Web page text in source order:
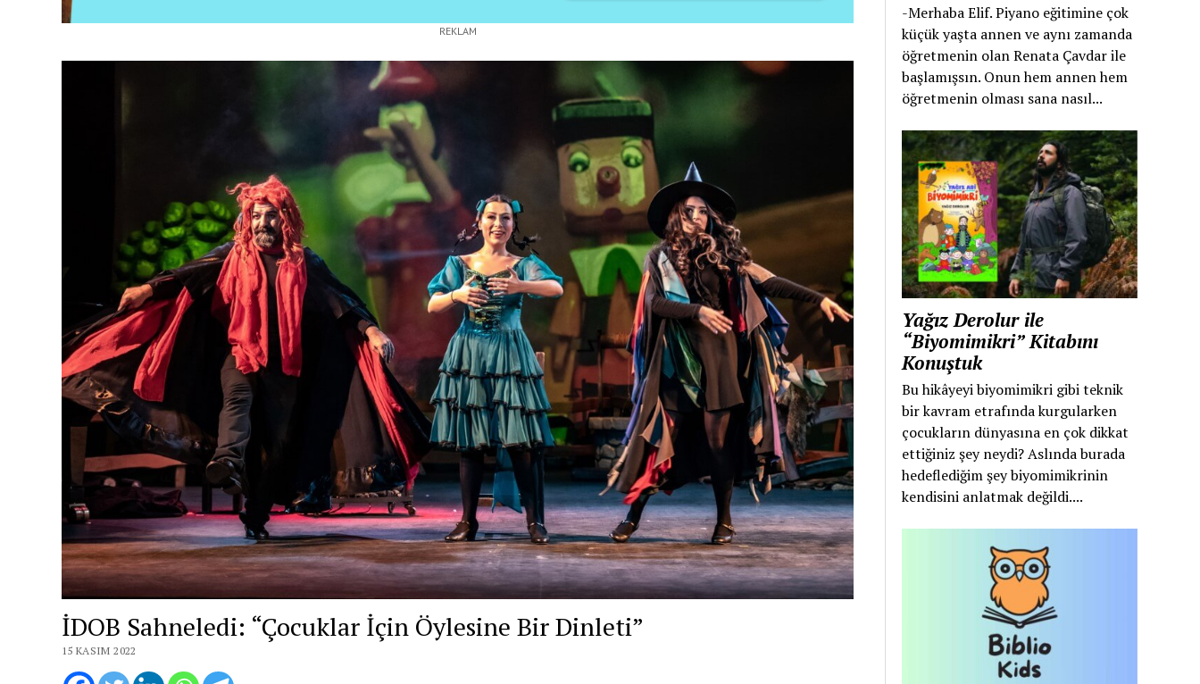
REKLAM
İDOB Sahneledi: “Çocuklar İçin Öylesine Bir Dinleti”
15 KASIM 2022
-Merhaba Elif. Piyano eğitimine çok
küçük yaşta annen ve aynı zamanda
öğretmenin olan Renata Çavdar ile
başlamışsın. Onun hem annen hem
öğretmenin olması sana nasıl...
Yağız Derolur ile
“Biyomimikri” Kitabını
Konuştuk
Bu hikâyeyi biyomimikri gibi teknik
bir kavram etrafında kurgularken
çocukların dünyasına en çok dikkat
ettiğiniz şey neydi? Aslında burada
hedeflediğim şey biyomimikrinin
kendisini anlatmak değildi....